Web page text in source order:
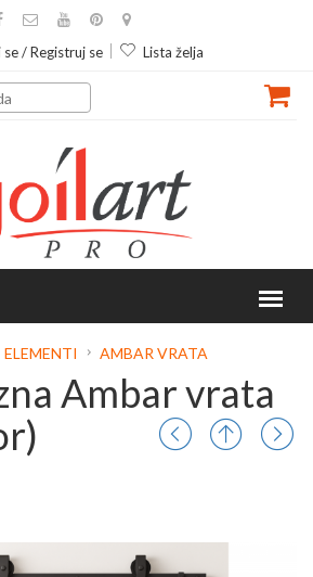
se / Registruj se Lista želja
AMBAR VRATA
Ambar vrata